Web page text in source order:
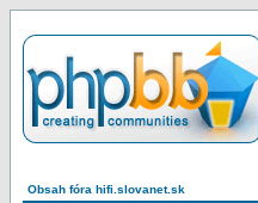
Obsah fóra hifi.slovanet.sk